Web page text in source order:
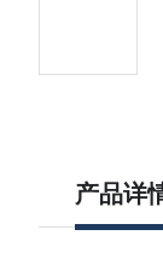
产品详